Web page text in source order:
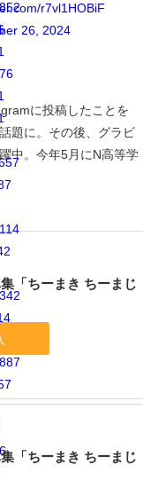
r7vl1HOBiF
26, 2024
に投稿したことを
題に。その後、グラビ
中。今年5月にN高等学
「ちーまき ちーまじ
「ちーまき ちーまじ